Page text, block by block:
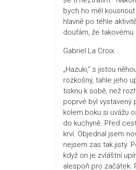
bych ho měl
hlavně po téhle
doufám, že
Gabriel La Croix
„Hazuki,“ s jistou
rozkošný, tahle jeho
tisknu k sobě, než
poprvé byl vystavený
kolem boku si uvážu
do kuchyně. Před
krví. Objednal jsem
nejsem zas tak jistý.
když on je zvláštní
alespoň pro začátek.